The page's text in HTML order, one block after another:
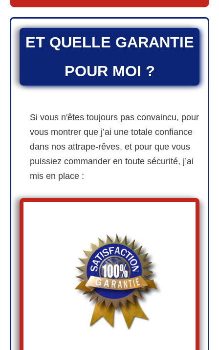
ET QUELLE GARANTIE
POUR MOI ?
Si vous n'êtes toujours pas convaincu, pour
vous montrer que j’ai une totale confiance
dans nos attrape-rêves, et pour que vous
puissiez commander en toute sécurité, j’ai
mis en place :